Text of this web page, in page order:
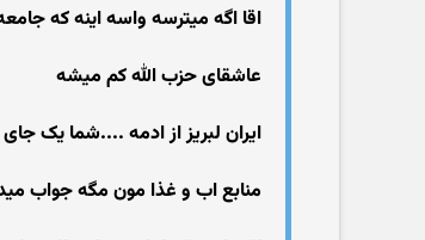
اقا اگه میترسه واسه اینه که
عاشقای حزب الله کم میشه
ایران لبریز از ادمه ....شما یک
منابع اب و غذا مون مگه جواب